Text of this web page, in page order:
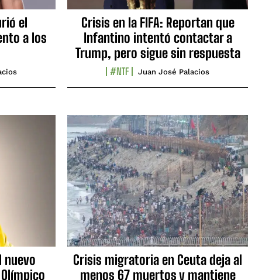
el
a los
Crisis en la FIFA: Reportan que
Infantino intentó contactar a
Trump, pero sigue sin respuesta
#NTF Juan José Palacios
nuevo
Crisis migratoria en Ceuta deja al
menos 67 muertos y mantiene